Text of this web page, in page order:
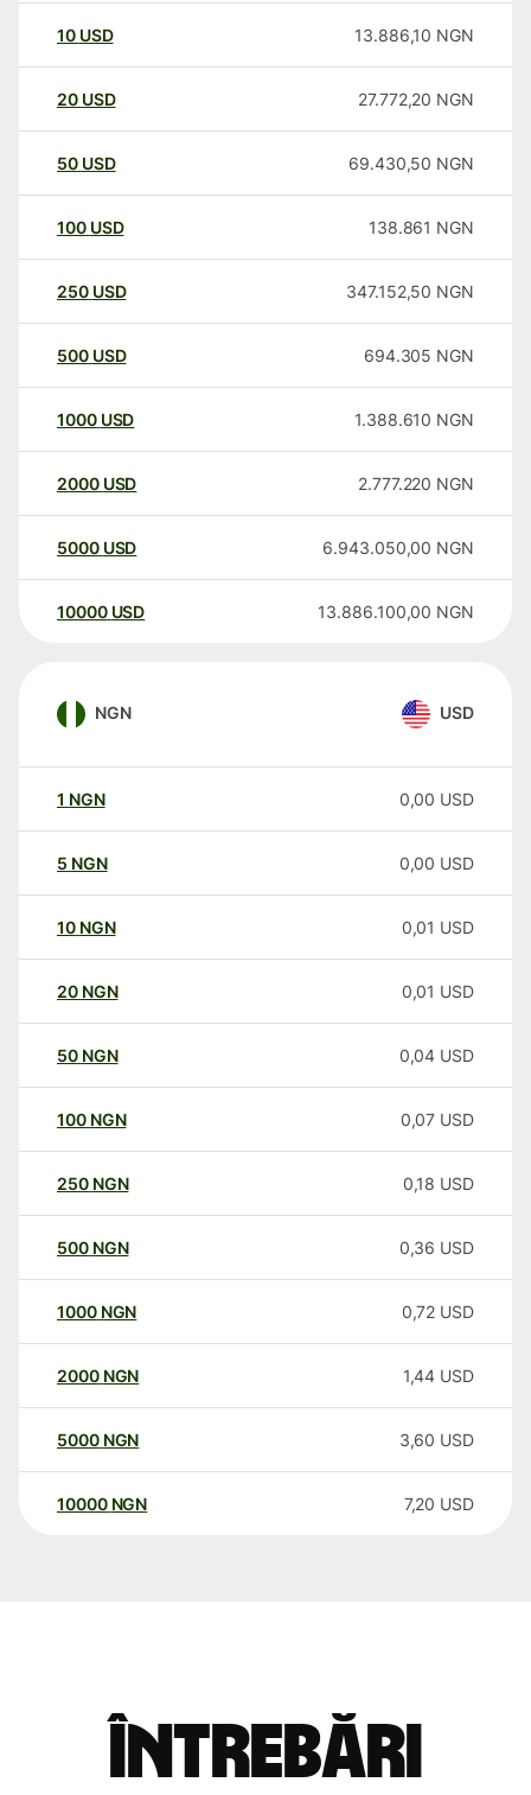
10 USD 13.886,10 NGN
20 USD 27.772,20 NGN
50 USD 69.430,50 NGN
100 USD 138.861 NGN
250 USD 347.152,50 NGN
500 USD 694.305 NGN
1000 USD 1.388.610 NGN
2000 USD 2.777.220 NGN
5000 USD 6.943.050,00 NGN
10000 USD 13.886.100,00 NGN
NGN USD
1 NGN 0,00 USD
5 NGN 0,00 USD
10 NGN 0,01 USD
20 NGN 0,01 USD
50 NGN 0,04 USD
100 NGN 0,07 USD
250 NGN 0,18 USD
500 NGN 0,36 USD
1000 NGN 0,72 USD
2000 NGN 1,44 USD
5000 NGN 3,60 USD
10000 NGN 7,20 USD
Întrebări